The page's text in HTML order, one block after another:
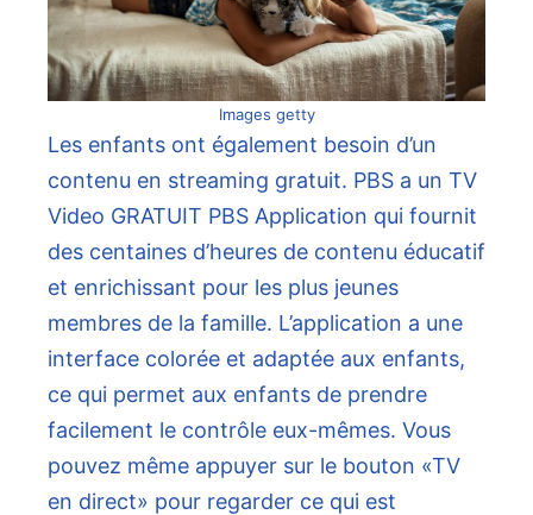
Images getty
Les enfants ont également besoin d’un
contenu en streaming gratuit. PBS a un TV
Video GRATUIT PBS Application qui fournit
des centaines d’heures de contenu éducatif
et enrichissant pour les plus jeunes
membres de la famille. L’application a une
interface colorée et adaptée aux enfants,
ce qui permet aux enfants de prendre
facilement le contrôle eux-mêmes. Vous
pouvez même appuyer sur le bouton «TV
en direct» pour regarder ce qui est